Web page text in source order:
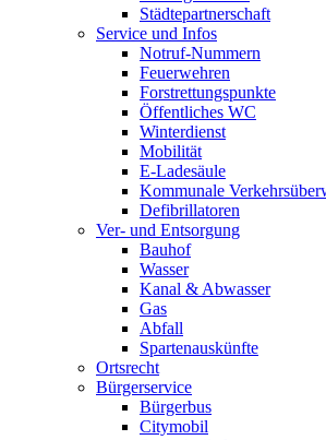
Städtepartnerschaft
Service und Infos
Notruf-Nummern
Feuerwehren
Forstrettungspunkte
Öffentliches WC
Winterdienst
Mobilität
E-Ladesäule
Kommunale
Defibrillatoren
Ver- und Entsorgung
Bauhof
Wasser
Kanal & Abwasser
Gas
Abfall
Spartenauskünfte
Ortsrecht
Bürgerservice
Bürgerbus
Citymobil